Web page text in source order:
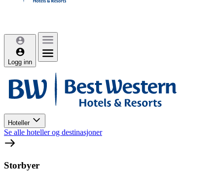
Logg inn
Hoteller
Se alle hoteller og destinasjoner
Storbyer